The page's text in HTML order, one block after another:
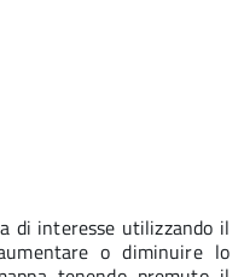
di interesse utilizzando il
o diminuire lo